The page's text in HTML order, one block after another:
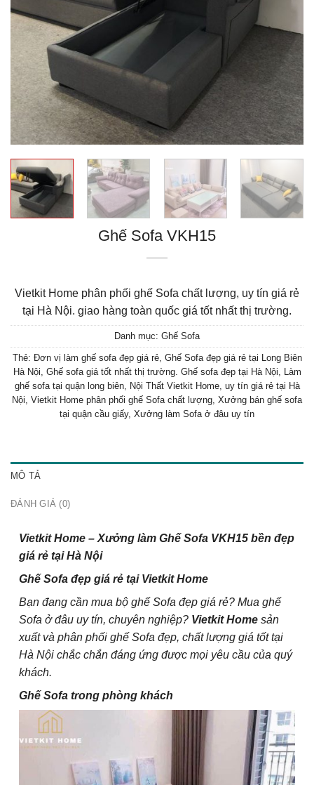
Ghế Sofa VKH15
Vietkit Home phân phối ghế Sofa chất lượng, uy tín giá rẻ
tại Hà Nội. giao hàng toàn quốc giá tốt nhất thị trường.
Danh mục: Ghế Sofa
Thẻ: Đơn vị làm ghế sofa đẹp giá rẻ, Ghế Sofa đẹp giá rẻ tại Long Biên
Hà Nội Ghế sofa giá tốt nhất thị trường. Ghế sofa đẹp tại Hà Nội
Làm
ghế sofa tại quận long biên, Nội Thất Vietkit Home, uy tín giá rẻ tại Hà
Nội Vietkit Home phân phối ghế Sofa chất lượng Xưởng bán ghế sofa
tại quận cầu giấy, Xưởng làm Sofa ở đâu uy tín
MÔ TẢ
ĐÁNH GIÁ (0)
Vietkit Home – Xưởng làm Ghế Sofa VKH15 bền đẹp
giá rẻ tại Hà Nội
Ghế Sofa đẹp giá rẻ tại Vietkit Home
Bạn đang cần mua bộ ghế Sofa đẹp giá rẻ? Mua ghế
Sofa ở đâu uy tín, chuyên nghiệp? Vietkit Home sản
xuất và phân phối ghế Sofa đẹp, chất lượng giá tốt tại
Hà Nội chắc chắn đáng ứng được mọi yêu cầu của quý
khách.
Ghế Sofa trong phòng khách